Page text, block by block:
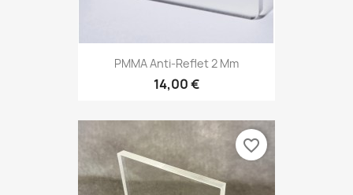
PMMA Anti-Reflet 2 Mm
14,00 €
favorite_border